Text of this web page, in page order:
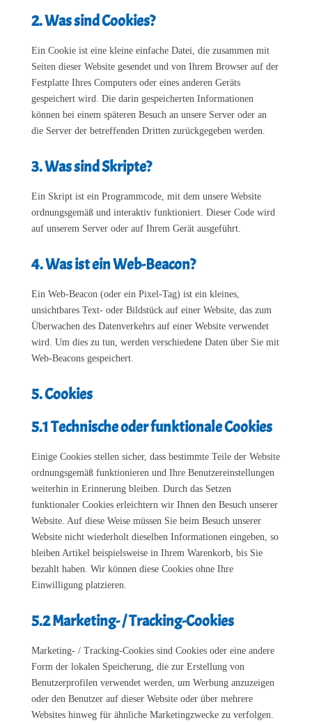
2. Was sind Cookies?
Ein Cookie ist eine kleine einfache Datei, die zusammen mit
Seiten dieser Website gesendet und von Ihrem Browser auf der
Festplatte Ihres Computers oder eines anderen Geräts
gespeichert wird. Die darin gespeicherten Informationen
können bei einem späteren Besuch an unsere Server oder an
die Server der betreffenden Dritten zurückgegeben werden.
3. Was sind Skripte?
Ein Skript ist ein Programmcode, mit dem unsere Website
ordnungsgemäß und interaktiv funktioniert. Dieser Code wird
auf unserem Server oder auf Ihrem Gerät ausgeführt.
4. Was ist ein Web-Beacon?
Ein Web-Beacon (oder ein Pixel-Tag) ist ein kleines,
unsichtbares Text- oder Bildstück auf einer Website, das zum
Überwachen des Datenverkehrs auf einer Website verwendet
wird. Um dies zu tun, werden verschiedene Daten über Sie mit
Web-Beacons gespeichert.
5. Cookies
5.1 Technische oder funktionale Cookies
Einige Cookies stellen sicher, dass bestimmte Teile der Website
ordnungsgemäß funktionieren und Ihre Benutzereinstellungen
weiterhin in Erinnerung bleiben. Durch das Setzen
funktionaler Cookies erleichtern wir Ihnen den Besuch unserer
Website. Auf diese Weise müssen Sie beim Besuch unserer
Website nicht wiederholt dieselben Informationen eingeben, so
bleiben Artikel beispielsweise in Ihrem Warenkorb, bis Sie
bezahlt haben. Wir können diese Cookies ohne Ihre
Einwilligung platzieren.
5.2 Marketing- / Tracking-Cookies
Marketing- / Tracking-Cookies sind Cookies oder eine andere
Form der lokalen Speicherung, die zur Erstellung von
Benutzerprofilen verwendet werden, um Werbung anzuzeigen
oder den Benutzer auf dieser Website oder über mehrere
Websites hinweg für ähnliche Marketingzwecke zu verfolgen.